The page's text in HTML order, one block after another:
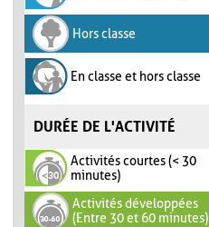
Hors classe
En classe et hors classe
DURÉE DE L'ACTIVITÉ
Activités courtes (< 30
minutes)
Activités développées
(Entre 30 et 60 minutes)